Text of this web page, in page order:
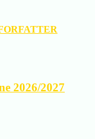
2026/2027